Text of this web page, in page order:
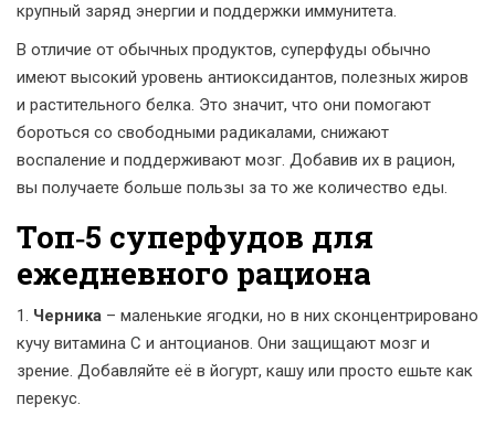
крупный заряд энергии и поддержки иммунитета.
В отличие от обычных продуктов, суперфуды обычно
имеют высокий уровень антиоксидантов, полезных жиров
и растительного белка. Это значит, что они помогают
бороться со свободными радикалами, снижают
воспаление и поддерживают мозг. Добавив их в рацион,
вы получаете больше пользы за то же количество еды.
Топ‑5 суперфудов для
ежедневного рациона
1. Черника – маленькие ягодки, но в них сконцентрировано
кучу витамина C и антоцианов. Они защищают мозг и
зрение. Добавляйте её в йогурт, кашу или просто ешьте как
перекус.